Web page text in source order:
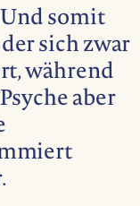
somit
sich zwar
während
aber